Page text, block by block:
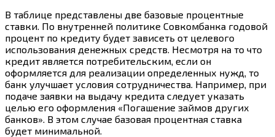
В таблице представлены две базовые процентные
ставки. По внутренней политике Совкомбанка годовой
процент по кредиту будет зависеть от целевого
использования денежных средств. Несмотря на то что
кредит является потребительским, если он
оформляется для реализации определенных нужд, то
банк улучшает условия сотрудничества. Например, при
подаче заявки на выдачу кредита следует указать
целью его оформления «Погашение займов других
банков». В этом случае базовая процентная ставка
будет минимальной.